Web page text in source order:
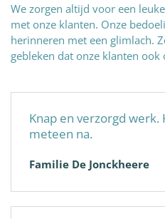
We zorgen altijd voor een
met onze klanten. Onze
herinneren met een glimlach.
gebleken dat onze klanten
Knap en verzorgd werk.
meteen na.
Familie De Jonckheere